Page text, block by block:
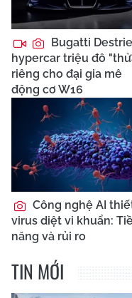
Bugatti
hypercar triệu đô
riêng cho đại gia mê
động cơ W16
Công nghệ AI
virus diệt vi khuẩn:
năng và rủi ro
TIN MỚI